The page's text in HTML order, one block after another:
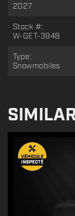
2027
Stock #:
W-GET-3948
Type:
Snowmobiles